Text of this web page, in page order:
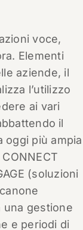
voce,
Elementi
aziende, il
l’utilizzo
ai vari
il
oggi più ampia
(soluzioni
una gestione
e periodi di